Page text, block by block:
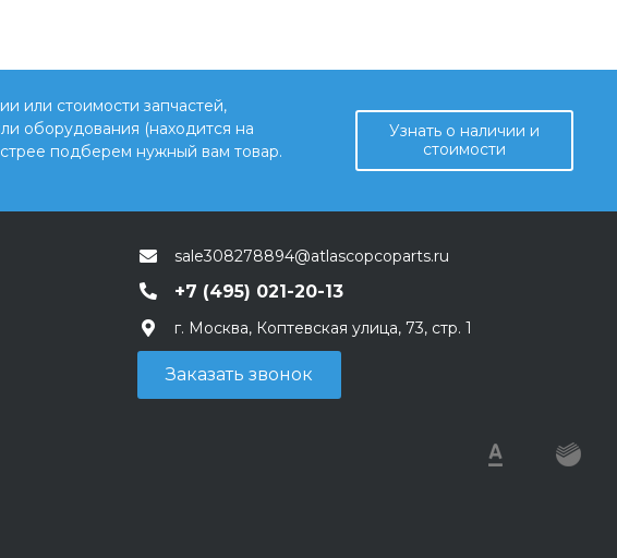
или стоимости запчастей,
оборудования (находится на
подберем нужный вам товар.
Узнать о наличии и
стоимости
sale308278894@atlascopcoparts.ru
+7 (495) 021-20-13
г. Москва, Коптевская улица, 73, стр. 1
Заказать звонок